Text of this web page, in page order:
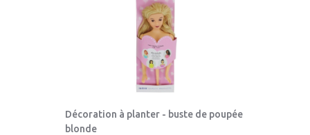
Décoration à planter - buste de poupée
blonde